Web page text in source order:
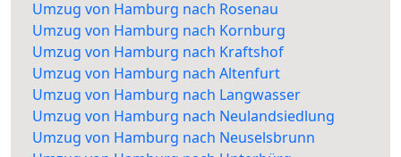
Umzug von Hamburg nach Rosenau
Umzug von Hamburg nach Kornburg
Umzug von Hamburg nach Kraftshof
Umzug von Hamburg nach Altenfurt
Umzug von Hamburg nach Langwasser
Umzug von Hamburg nach Neulandsiedlung
Umzug von Hamburg nach Neuselsbrunn